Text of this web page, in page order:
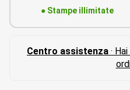
● Stampe illimitate
Centro assistenza ·